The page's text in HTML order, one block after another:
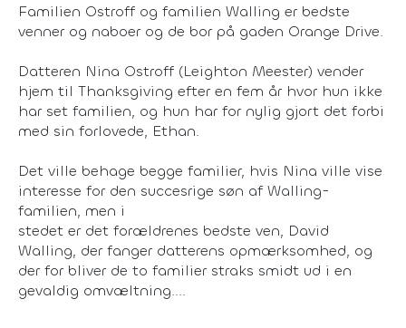
Familien Ostroff og familien Walling er bedste
venner og naboer og de bor på gaden Orange Drive.
Datteren Nina Ostroff (Leighton Meester) vender
hjem til Thanksgiving efter en fem år hvor hun ikke
har set familien, og hun har for nylig gjort det forbi
med sin forlovede, Ethan.
Det ville behage begge familier, hvis Nina ville vise
interesse for den succesrige søn af Walling-
familien, men i
stedet er det forældrenes bedste ven, David
Walling, der fanger datterens opmærksomhed, og
der for bliver de to familier straks smidt ud i en
gevaldig omvæltning....